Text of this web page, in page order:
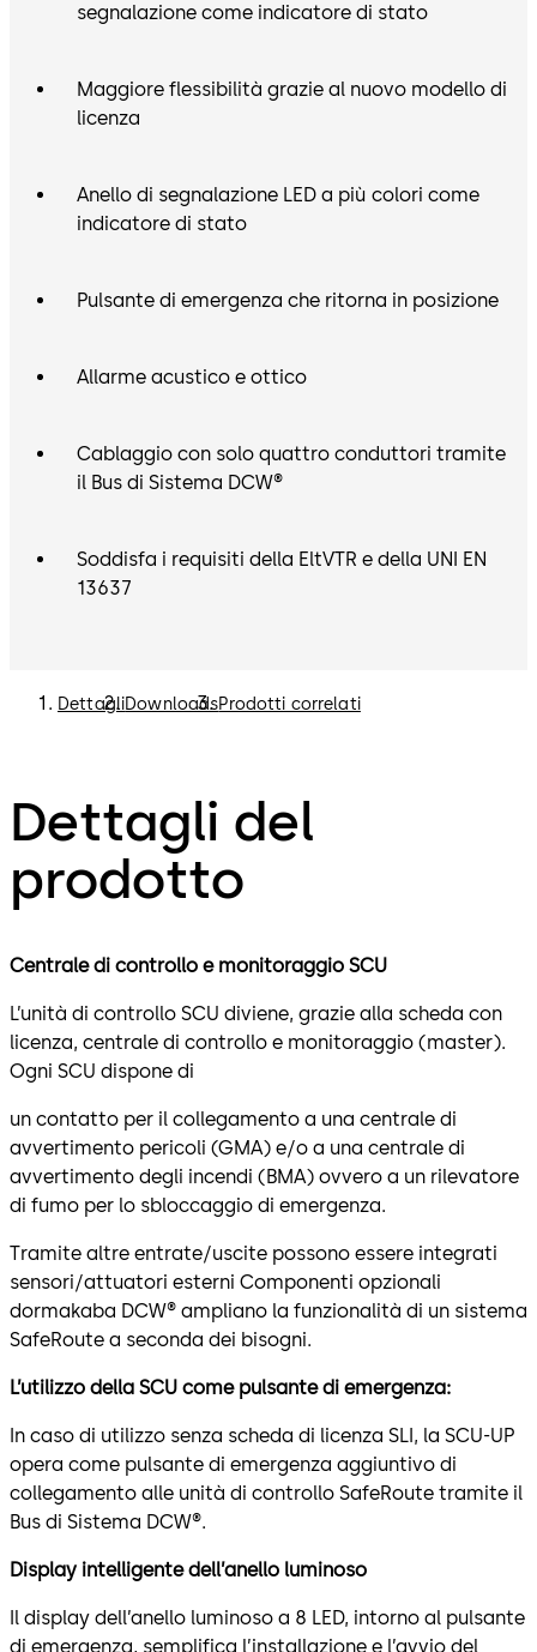
segnalazione come indicatore di stato
Maggiore flessibilità grazie al nuovo modello di
licenza
Anello di segnalazione LED a più colori come
indicatore di stato
Pulsante di emergenza che ritorna in posizione
Allarme acustico e ottico
Cablaggio con solo quattro conduttori tramite
il Bus di Sistema DCW®
Soddisfa i requisiti della EltVTR e della UNI EN
13637
DettagliDownloadsProdotti correlati
Dettagli del
prodotto
Centrale di controllo e monitoraggio SCU
L’unità di controllo SCU diviene, grazie alla scheda con
licenza, centrale di controllo e monitoraggio (master).
Ogni SCU dispone di
un contatto per il collegamento a una centrale di
avvertimento pericoli (GMA) e/o a una centrale di
avvertimento degli incendi (BMA) ovvero a un rilevatore
di fumo per lo sbloccaggio di emergenza.
Tramite altre entrate/uscite possono essere integrati
sensori/attuatori esterni Componenti opzionali
dormakaba DCW® ampliano la funzionalità di un sistema
SafeRoute a seconda dei bisogni.
L’utilizzo della SCU come pulsante di emergenza:
In caso di utilizzo senza scheda di licenza SLI, la SCU-UP
opera come pulsante di emergenza aggiuntivo di
collegamento alle unità di controllo SafeRoute tramite il
Bus di Sistema DCW®.
Display intelligente dell’anello luminoso
Il display dell’anello luminoso a 8 LED, intorno al pulsante
di emergenza, semplifica l’installazione e l’avvio del